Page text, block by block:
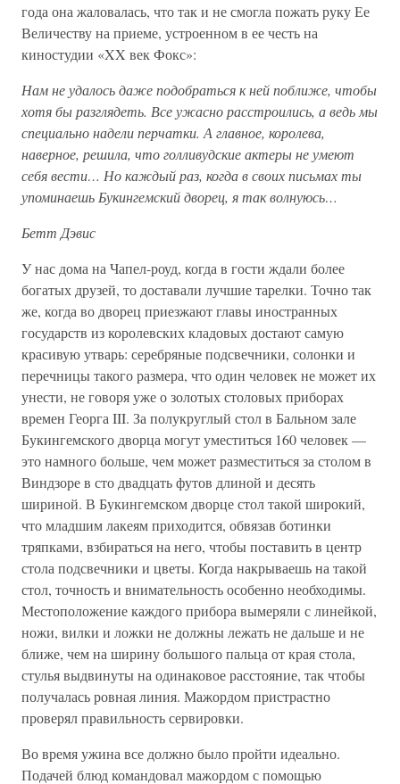
года она жаловалась, что так и не смогла пожать руку Ее
Величеству на приеме, устроенном в ее честь на
киностудии «XX век Фокс»:
Нам не удалось даже подобраться к ней поближе, чтобы
хотя бы разглядеть. Все ужасно расстроились, а ведь мы
специально надели перчатки. А главное, королева,
наверное, решила, что голливудские актеры не умеют
себя вести… Но каждый раз, когда в своих письмах ты
упоминаешь Букингемский дворец, я так волнуюсь…
Бетт Дэвис
У нас дома на Чапел-роуд, когда в гости ждали более
богатых друзей, то доставали лучшие тарелки. Точно так
же, когда во дворец приезжают главы иностранных
государств из королевских кладовых достают самую
красивую утварь: серебряные подсвечники, солонки и
перечницы такого размера, что один человек не может их
унести, не говоря уже о золотых столовых приборах
времен Георга III. За полукруглый стол в Бальном зале
Букингемского дворца могут уместиться 160 человек —
это намного больше, чем может разместиться за столом в
Виндзоре в сто двадцать футов длиной и десять
шириной. В Букингемском дворце стол такой широкий,
что младшим лакеям приходится, обвязав ботинки
тряпками, взбираться на него, чтобы поставить в центр
стола подсвечники и цветы. Когда накрываешь на такой
стол, точность и внимательность особенно необходимы.
Местоположение каждого прибора вымеряли с линейкой,
ножи, вилки и ложки не должны лежать не дальше и не
ближе, чем на ширину большого пальца от края стола,
стулья выдвинуты на одинаковое расстояние, так чтобы
получалась ровная линия. Мажордом пристрастно
проверял правильность сервировки.
Во время ужина все должно было пройти идеально.
Подачей блюд командовал мажордом с помощью